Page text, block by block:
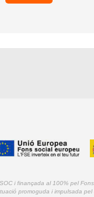
i finançada al 100% pel
promoguda i impulsada